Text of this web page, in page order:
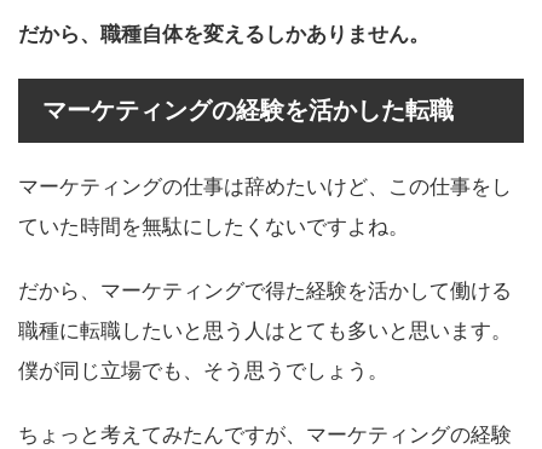
だから、職種自体を変えるしかありません。
マーケティングの経験を活かした転職
マーケティングの仕事は辞めたいけど、この仕事をし
ていた時間を無駄にしたくないですよね。
だから、マーケティングで得た経験を活かして働ける
職種に転職したいと思う人はとても多いと思います。
僕が同じ立場でも、そう思うでしょう。
ちょっと考えてみたんですが、マーケティングの経験